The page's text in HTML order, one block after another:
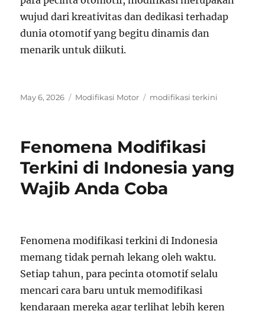
wujud dari kreativitas dan dedikasi terhadap
dunia otomotif yang begitu dinamis dan
menarik untuk diikuti.
Posted
May 6, 2026 Categories
Modifikasi Motor Tags
modifikasi terkini
Fenomena Modifikasi
Terkini di Indonesia yang
Wajib Anda Coba
Fenomena modifikasi terkini di Indonesia
memang tidak pernah lekang oleh waktu.
Setiap tahun, para pecinta otomotif selalu
mencari cara baru untuk memodifikasi
kendaraan mereka agar terlihat lebih keren